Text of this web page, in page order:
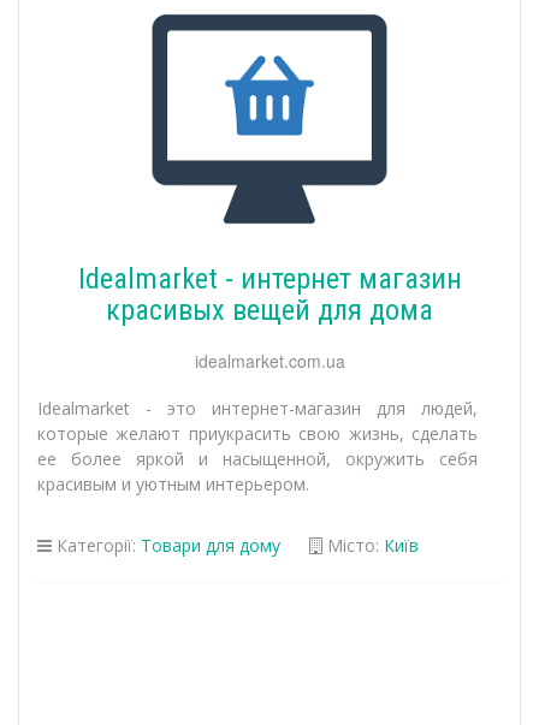
Idealmarket - интернет магазин
красивых вещей для дома
idealmarket.com.ua
Idealmarket - это интернет-магазин для людей,
которые желают приукрасить свою жизнь, сделать
ее более яркой и насыщенной, окружить себя
красивым и уютным интерьером.
Категорії: Товари для дому Місто: Київ